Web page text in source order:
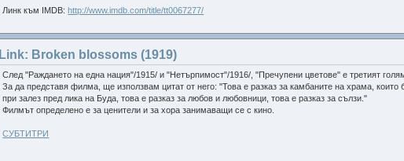
45.The General (1927)
46.College (1927)
48.The cameraman (1928)
49.Tide of empire (1929)
50.Spite marriage (1929)
А това са филмчетата, които не могат да се намерят:
07.A country hero (1917)
Линк към IMDB:http://www.imdb.com/title/tt0067277/
Link: Broken blossoms (1919)
След "Раждането на една нация"/1915/ и "Нетърпимост"/1916/, "Пречупени цветове" е третият
За да представя филма, ще използвам цитат от него: "Това е разказ за камбаните на храма, които
при залез пред лика на Буда, това е разказ за любов и любовници, това е разказ за сълзи."
Филмът определено е за ценители и за хора занимаващи се с кино.
СУБТИТРИ